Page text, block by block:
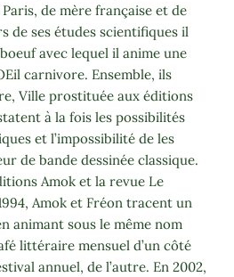
Paris, de mère française et de
de ses études scientifiques il
avec lequel il anime une
carnivore. Ensemble, ils
Ville prostituée aux éditions
à la fois les possibilités
et l’impossibilité de les
de bande dessinée classique.
Amok et la revue Le
Amok et Fréon tracent un
animant sous le même nom
littéraire mensuel d’un côté
annuel, de l’autre. En 2002,